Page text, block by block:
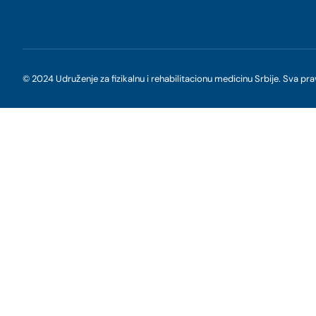
© 2024 Udruženje za fizikalnu i rehabilitacionu medicinu Srbije. Sva